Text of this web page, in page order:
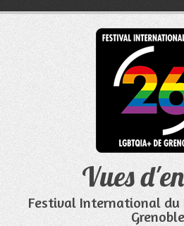
Vues
Festival International du
Grenoble